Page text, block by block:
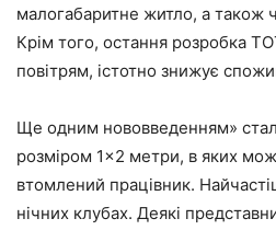
малогабаритне житло, а також
Крім того, остання розробка
повітрям, істотно знижує
Ще одним нововведенням»
розміром 1×2 метри, в яких
втомлений працівник.
нічних клубах. Деякі